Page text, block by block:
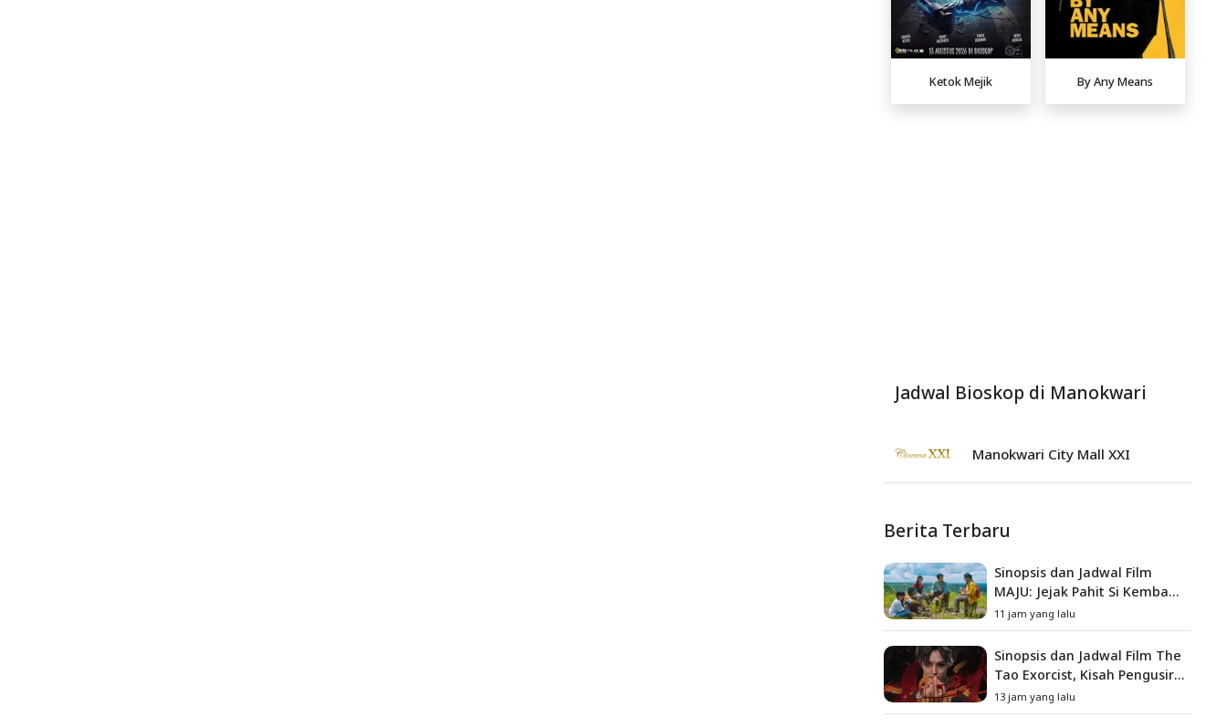
Ketok Mejik By Any Means
Jadwal Bioskop di Manokwari
Manokwari City Mall XXI
Berita Terbaru
Sinopsis dan Jadwal Film
MAJU: Jejak Pahit Si Kembang
Gula, Misteri Hilangnya
Bagas di Lokasi Jambore
11 jam yang lalu
Sinopsis dan Jadwal Film The
Tao Exorcist, Kisah Pengusir
Setan Melawan Kutukan
Mematikan
13 jam yang lalu